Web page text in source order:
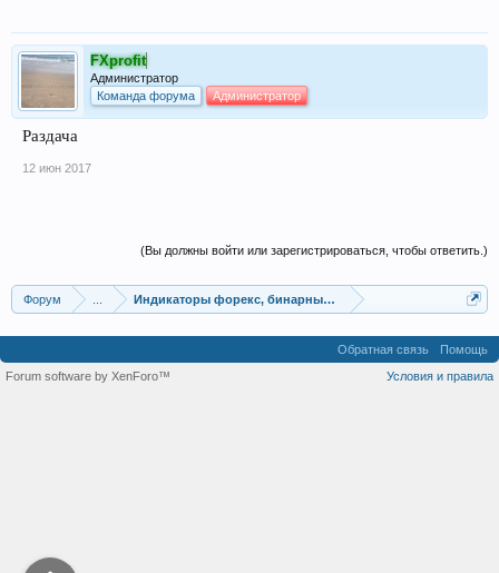
FXprofit
Администратор
Команда форума
Администратор
Раздача
12 июн 2017
(Вы должны войти или зарегистрироваться, чтобы ответить.)
Форум Индикаторы форекс, бинарных опционов, ММВБ
Обратная связь
Помощь
Условия и правила
Forum software by XenForo™